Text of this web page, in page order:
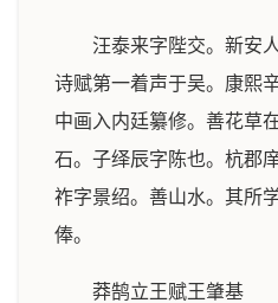
汪泰来字陛交。新安
诗赋第一着声于吴。康熙
中画入内廷纂修。善花草
石。子绎辰字陈也。杭郡
祚字景绍。善山水。其所
俸。
莽鹄立王赋王肇基